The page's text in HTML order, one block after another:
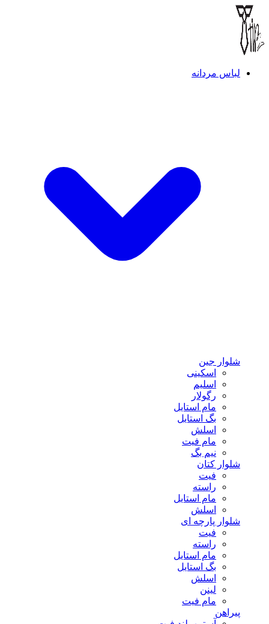
لباس مردانه
شلوار جین
اسکینی
اسلیم
رگولار
مام استایل
بگ استایل
اسلش
مام فیت
نیم بگ
شلوار کتان
فیت
راسته
مام استایل
اسلش
شلوار پارچه ای
فیت
راسته
مام استایل
بگ استایل
اسلش
لینن
مام فیت
پیراهن